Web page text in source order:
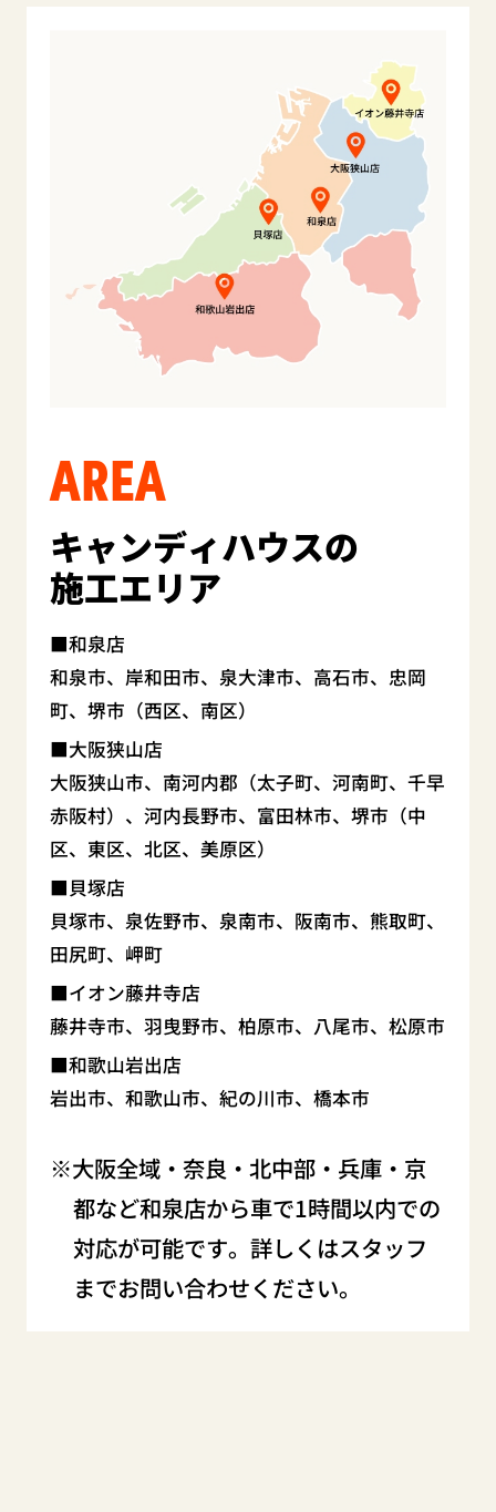
AREA
キャンディハウスの
施工エリア
和泉店
和泉市、岸和田市、泉大津市、高石市、忠岡
町、堺市（西区、南区）
大阪狭山店
大阪狭山市、南河内郡（太子町、河南町、千早
赤阪村）、河内長野市、富田林市、堺市（中
区、東区、北区、美原区）
貝塚店
貝塚市、泉佐野市、泉南市、阪南市、熊取町、
田尻町、岬町
イオン藤井寺店
藤井寺市、羽曳野市、柏原市、八尾市、松原市
和歌山岩出店
岩出市、和歌山市、紀の川市、橋本市
大阪全域・奈良・北中部・兵庫・京
都など和泉店から車で1時間以内での
対応が可能です。詳しくはスタッフ
までお問い合わせください。